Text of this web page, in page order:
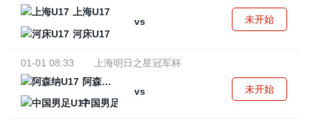
上海U17
vs
河床U17
未开始
01-01 08:33
上海明日之星冠军杯
阿森纳U17
vs
中国男足U17
未开始